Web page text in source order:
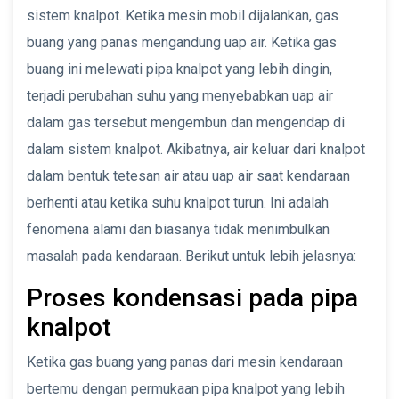
sistem knalpot. Ketika mesin mobil dijalankan, gas
buang yang panas mengandung uap air. Ketika gas
buang ini melewati pipa knalpot yang lebih dingin,
terjadi perubahan suhu yang menyebabkan uap air
dalam gas tersebut mengembun dan mengendap di
dalam sistem knalpot. Akibatnya, air keluar dari knalpot
dalam bentuk tetesan air atau uap air saat kendaraan
berhenti atau ketika suhu knalpot turun. Ini adalah
fenomena alami dan biasanya tidak menimbulkan
masalah pada kendaraan. Berikut untuk lebih jelasnya:
Proses kondensasi pada pipa
knalpot
Ketika gas buang yang panas dari mesin kendaraan
bertemu dengan permukaan pipa knalpot yang lebih